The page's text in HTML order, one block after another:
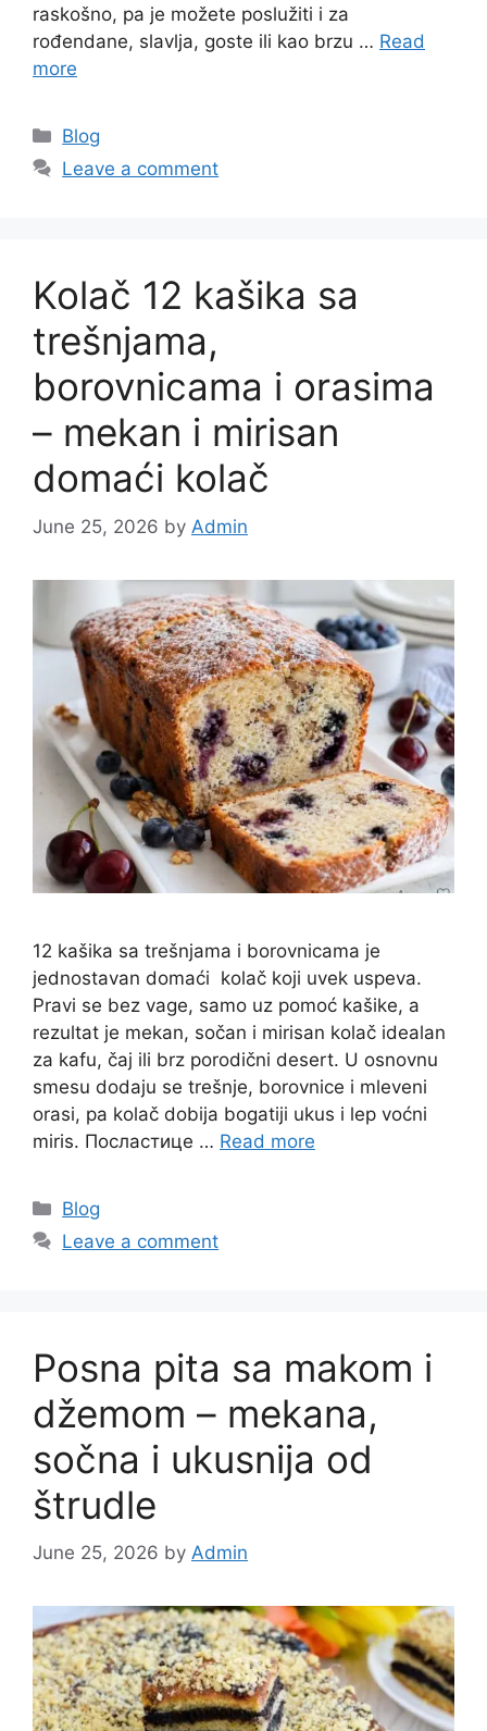
raskošno, pa je možete poslužiti i za
rođendane, slavlja, goste ili kao brzu … Read
more
Categories
Blog
Leave a comment
Kolač 12 kašika sa
trešnjama,
borovnicama i orasima
– mekan i mirisan
domaći kolač
June 25, 2026 by Admin
12 kašika sa trešnjama i borovnicama je
jednostavan domaći kolač koji uvek uspeva.
Pravi se bez vage, samo uz pomoć kašike, a
rezultat je mekan, sočan i mirisan kolač idealan
za kafu, čaj ili brz porodični desert. U osnovnu
smesu dodaju se trešnje, borovnice i mleveni
orasi, pa kolač dobija bogatiji ukus i lep voćni
miris. Посластице … Read more
Categories
Blog
Leave a comment
Posna pita sa makom i
džemom – mekana,
sočna i ukusnija od
štrudle
June 25, 2026 by Admin